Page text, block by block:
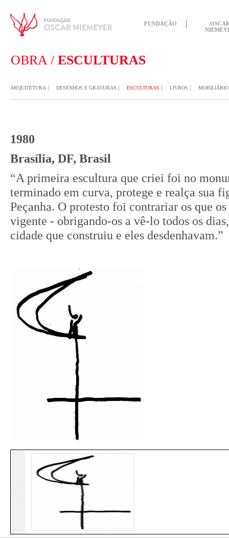
FUNDAÇÃO
OBRA / ESCULTURAS
ARQUITETURA DESENHOS E GRAVURAS ESCULTURAS LIVROS MOBILIÁRIO
1980
Brasília, DF, Brasil
“A primeira escultura que criei foi no
terminado em curva, protege e realça sua
Peçanha. O protesto foi contrariar os que
vigente - obrigando-os a vê-lo todos os
cidade que construiu e eles desdenhavam.”